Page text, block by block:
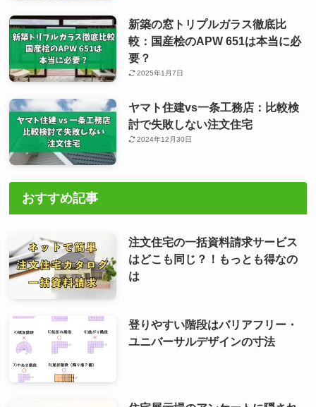
新築の窓トリプルガラス徹底比
較：国産桧のAPW 651は本当に必
要？
2025年1月7日
ヤマト住建vs一条工務店：比較検
討で失敗しない注文住宅
2024年12月30日
おすすめ記事
注文住宅の一括資料請求サービス
はどこも同じ？！もっとも得なの
は
登りやすい階段はバリアフリー・
ユニバーサルデザインの寸法